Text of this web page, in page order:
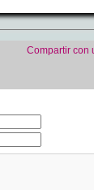
Compartir con